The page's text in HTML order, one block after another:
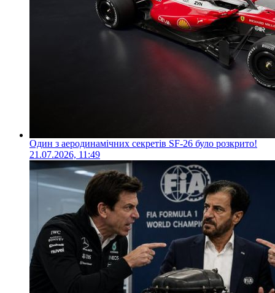
Один з аеродинамічних секретів SF-26 було розкрито!
21.07.2026, 11:49